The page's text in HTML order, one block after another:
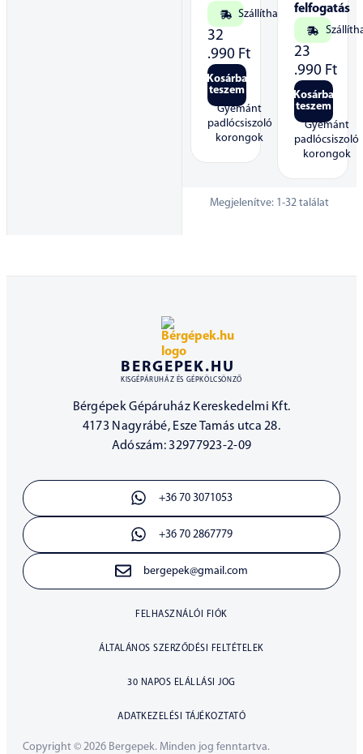
Szállítható
32
.990 Ft
Kosárba
teszem
Gyémánt
padlócsiszoló
korongok
felfogatás
23
.990 Ft
Kosárba
teszem
Gyémánt
padlócsiszoló
korongok
Megjelenítve: 1 -32találat
BERGEPEK.HU
KISGÉPÁRUHÁZ ÉS GÉPKÖLCSÖNZŐ
Bérgépek Gépáruház Kereskedelmi Kft.
4173 Nagyrábé, Esze Tamás utca 28.
Adószám: 32977923-2-09
+36 70 3071053
+36 70 2867779
bergepek@gmail.com
FELHASZNÁLÓI FIÓK
ÁLTALÁNOS SZERZŐDÉSI FELTÉTELEK
30 NAPOS ELÁLLÁSI JOG
ADATKEZELÉSI TÁJÉKOZTATÓ
Copyright © 2026 Bergepek. Minden jog fenntartva.